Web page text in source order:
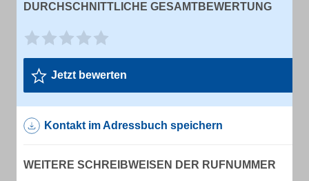
DURCHSCHNITTLICHE GESAMTBEWERTUNG
Jetzt bewerten
Kontakt im Adressbuch speichern
WEITERE SCHREIBWEISEN DER RUFNUMMER